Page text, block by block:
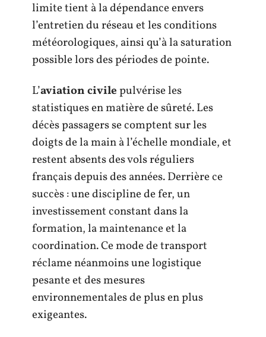
limite tient à la dépendance envers
l’entretien du réseau et les conditions
météorologiques, ainsi qu’à la saturation
possible lors des périodes de pointe.
L’aviation civilepulvérise les
statistiques en matière de sûreté. Les
décès passagers se comptent sur les
doigts de la main à l’échelle mondiale, et
restent absents des vols réguliers
français depuis des années. Derrière ce
succès : une discipline de fer, un
investissement constant dans la
formation, la maintenance et la
coordination. Ce mode de transport
réclame néanmoins une logistique
pesante et des mesures
environnementales de plus en plus
exigeantes.